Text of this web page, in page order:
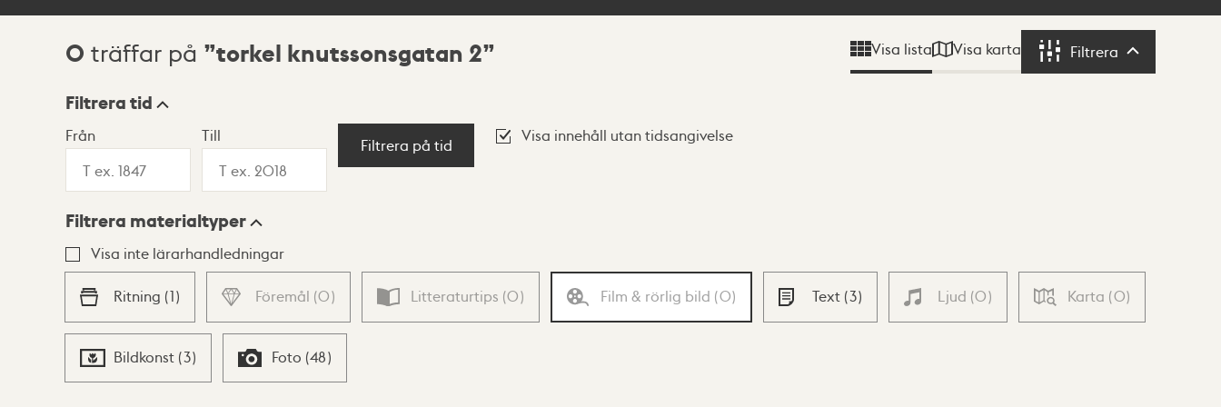
Sökresultat
0 träffar på torkel knutssonsgatan 2 Visa lista Visa karta Filtrera Filtrera
Visningsläge
Lista Karta
Filtrera tid
Från Till
Filtrera på tid
Visa innehåll utan tidsangivelse
Filtrera materialtyper
Visa inte lärarhandledningar
Ritning (1) Föremål (0) Litteraturtips (0) Film & rörlig bild (0) Text (3) Ljud (0) Karta (0)
Bildkonst (3) Foto (48)